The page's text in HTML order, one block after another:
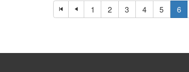
1 2 3 4 5 6